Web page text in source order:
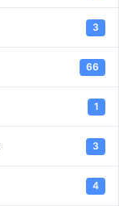
3
66
1
3
4